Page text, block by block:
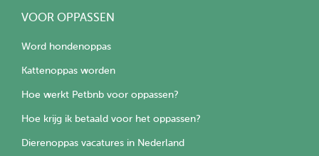
VOOR OPPASSEN
Word hondenoppas
Kattenoppas worden
Hoe werkt Petbnb voor oppassen?
Hoe krijg ik betaald voor het oppassen?
Dierenoppas vacatures in Nederland